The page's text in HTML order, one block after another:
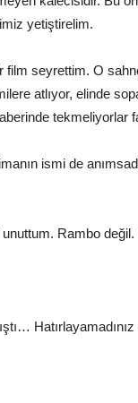
yetiştirelim.
seyrettim. O
atlıyor, elinde
tekmeliyorlar
ismi de
Rambo